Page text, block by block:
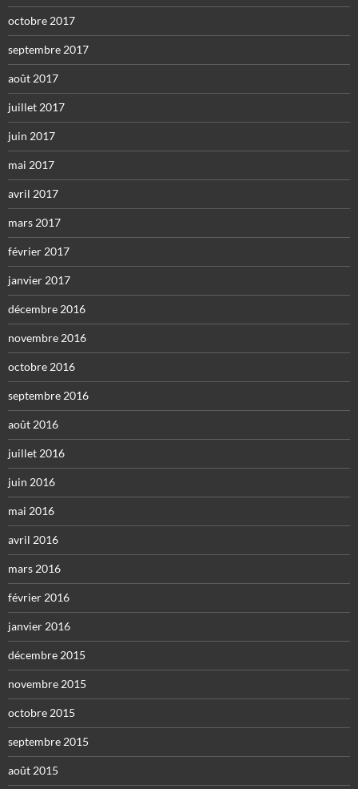
octobre 2017
septembre 2017
août 2017
juillet 2017
juin 2017
mai 2017
avril 2017
mars 2017
février 2017
janvier 2017
décembre 2016
novembre 2016
octobre 2016
septembre 2016
août 2016
juillet 2016
juin 2016
mai 2016
avril 2016
mars 2016
février 2016
janvier 2016
décembre 2015
novembre 2015
octobre 2015
septembre 2015
août 2015